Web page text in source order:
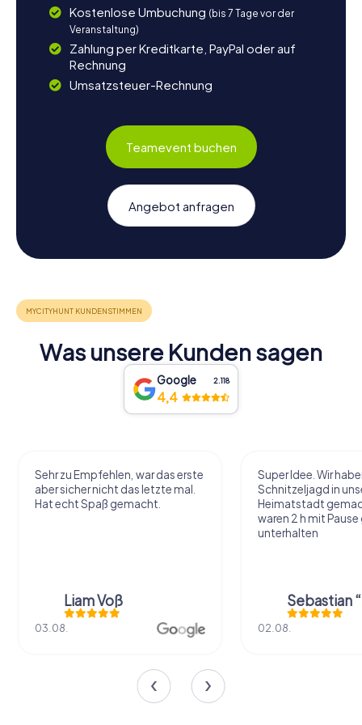
Kostenlose Umbuchung (bis 7 Tage vor der
Veranstaltung)
Zahlung per Kreditkarte, PayPal oder auf
Rechnung
Umsatzsteuer-Rechnung
Teamevent buchen
Angebot anfragen
Was unsere Kunden sagen
Google 2.118
4,4
Sehr zu Empfehlen, war das erste
aber sicher nicht das letzte mal.
Hat echt Spaß gemacht.
Liam Voß
03.08.
Super Idee. Wir
Schnitzeljagd in
Heimatstadt
waren 2 h mit
unterhalten
02.08.